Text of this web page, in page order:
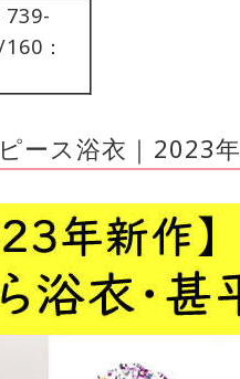
739-
：
ース浴衣｜2023年